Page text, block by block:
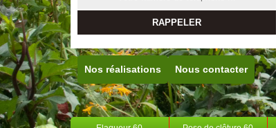
Nos réalisations Nous contacter